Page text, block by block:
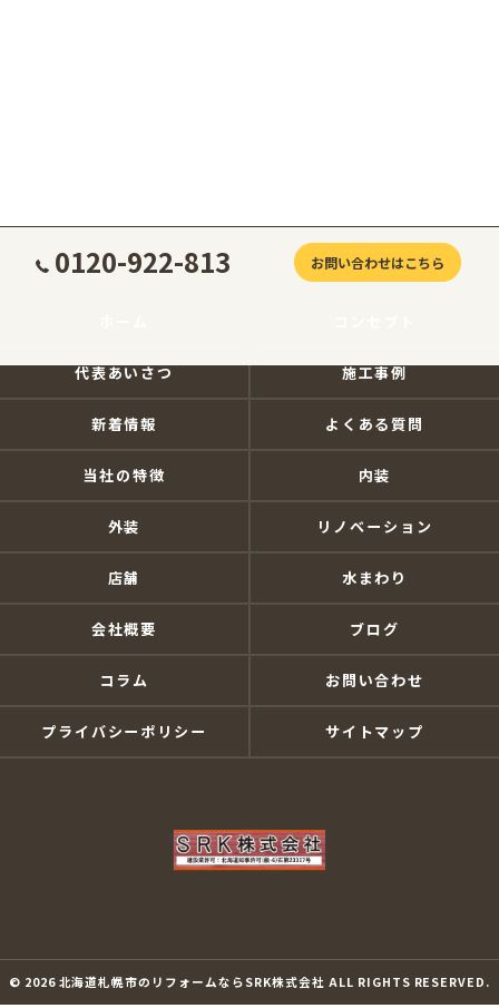
0120-922-813 お問い合わせはこちら
代表あいさつ 施工事例
新着情報 よくある質問
当社の特徴 内装
外装 リノベーション
店舗 水まわり
会社概要 ブログ
コラム お問い合わせ
プライバシーポリシー サイトマップ
© 2026 北海道札幌市のリフォームならSRK株式会社 ALL RIGHTS RESERVED.